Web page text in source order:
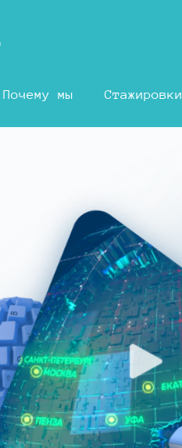
Почему мы Стажировки